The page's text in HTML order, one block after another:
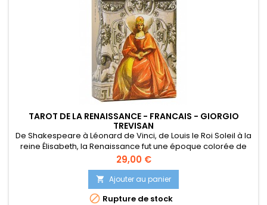
TAROT DE LA RENAISSANCE - FRANCAIS - GIORGIO
TREVISAN
De Shakespeare à Léonard de Vinci, de Louis le Roi Soleil à la
reine Élisabeth, la Renaissance fut une époque colorée de
génie artistique et de monarques absolus. Ce jeu de tarot
d'époque témoigne de la richesse artistique et de la
diversité d'une époque où les courtisans en drap de velours
arpentaient les salles de marbre des palais tandis que les...
Prix
29,00 €
 Ajouter au panier
 Rupture de stock